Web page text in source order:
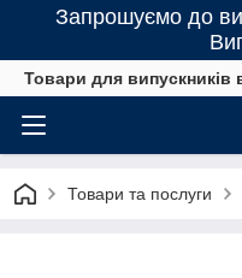
Запрошуємо до
Товари для випускників
Товари та послуги